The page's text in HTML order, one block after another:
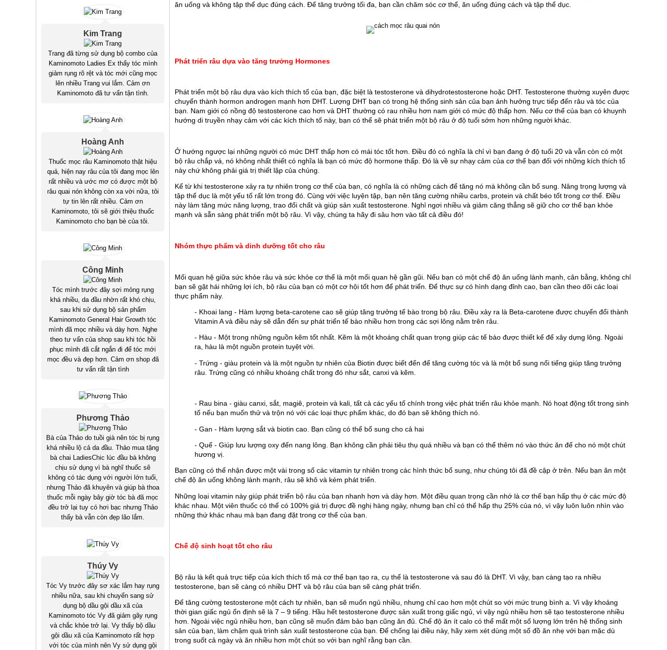
Kim Trang
Trang đã từng sử dụng bộ combo của
Kaminomoto Ladies Ex thấy tóc mình
giảm rụng rõ rệt và tóc mới cũng mọc
lên nhiều Trang vui lắm. Cảm ơn
Kaminomoto đã tư vấn tận tình.
Hoàng Anh
Thuốc mọc râu Kaminomoto thật hiệu
quả, hiện nay râu của tôi đang mọc lên
rất nhiều và ước mơ có được một bộ
râu quai nón không còn xa vời nữa, tôi
tự tin lên rất nhiều. Cảm ơn
Kaminomoto, tôi sẽ giới thiệu thuốc
Kaminomoto cho bạn bè của tôi.
Công Minh
Tóc mình trước đây sợi mỏng rụng
khá nhiều, da đầu nhờn rất khó chịu,
sau khi sử dụng bộ sản phẩm
Kaminomoto General Hair Growth tóc
mình đã mọc nhiều và dày hơn. Nghe
theo tư vấn của shop sau khi tóc hồi
phục mình đã cắt ngắn đi để tóc mới
mọc đều và đẹp hơn. Cảm ơn shop đã
tư vấn rất tận tình
Phương Thảo
Bà của Thảo do tuồi già nên tóc bị rụng
khá nhiều lộ cả da đầu. Thảo mua tặng
bà chai LadiesChic lúc đầu bà không
chịu sử dụng vì bà nghĩ thuốc sẽ
không có tác dụng với người lớn tuổi,
nhưng Thảo đã khuyên và giúp bà thoa
thuốc mỗi ngày bây giờ tóc bà đã mọc
đều trở lại tuy có hơi bạc nhưng Thảo
thấy bà vẫn còn đẹp lão lắm.
Thúy Vy
Tóc Vy trước đây sơ xác lắm hay rụng
nhiều nữa, sau khi chuyển sang sử
dụng bộ dầu gội dầu xã của
Kaminomoto tóc Vy đã giảm gãy rụng
và chắc khỏe trở lại. Vy thấy bộ dầu
gội dầu xã của Kaminomoto rất hợp
với tóc của mình nên Vy sử dụng gội
ăn uống và không tập thể dục đúng cách. Để tăng trưởng tối đa, bạn cần chăm sóc cơ thể, ăn uống đúng cách và tập thể dục.
Phát triển râu dựa vào tăng trưởng Hormones
Phát triển một bộ râu dựa vào kích thích tố của bạn, đặc biệt là testosterone và dihydrotestosterone hoặc DHT. Testosterone thường xuyên được
chuyển thành hormon androgen mạnh hơn DHT. Lượng DHT bạn có trong hệ thống sinh sản của bạn ảnh hưởng trực tiếp đến râu và tóc của
bạn. Nam giới có nồng độ testosterone cao hơn và DHT thường có rau nhiều hơn nam giới có mức độ thấp hơn. Nếu cơ thể của bạn có khuynh
hướng di truyền nhạy cảm với các kích thích tố này, bạn có thể sẽ phát triển một bộ râu ở độ tuổi sớm hơn những người khác.
Ở hướng ngược lại những người có mức DHT thấp hơn có mái tóc tốt hơn. Điều đó có nghĩa là chỉ vì bạn đang ở độ tuổi 20 và vẫn còn có một
bộ râu chắp vá, nó không nhất thiết có nghĩa là bạn có mức độ hormone thấp. Đó là về sự nhạy cảm của cơ thể bạn đối với những kích thích tố
này chứ không phải giá trị thiết lập của chúng.
Kể từ khi testosterone xảy ra tự nhiên trong cơ thể của bạn, có nghĩa là có những cách để tăng nó mà không cần bổ sung. Nâng trọng lượng và
tập thể dục là một yếu tố rất lớn trong đó. Cùng với việc luyện tập, bạn nên tăng cường nhiều carbs, protein và chất béo tốt trong cơ thể. Điều
này làm tăng mức năng lượng, trao đổi chất và giúp sản xuất testosterone. Nghỉ ngơi nhiều và giảm căng thẳng sẽ giữ cho cơ thể bạn khỏe
mạnh và sẵn sàng phát triển một bộ râu. Vì vậy, chúng ta hãy đi sâu hơn vào tất cả điều đó!
Nhóm thực phẩm và dinh dưỡng tốt cho râu
Mối quan hệ giữa sức khỏe râu và sức khỏe cơ thể là một mối quan hệ gần gũi. Nếu bạn có một chế độ ăn uống lành mạnh, cân bằng, không chỉ
bạn sẽ gặt hái những lợi ích, bộ râu của bạn có một cơ hội tốt hơn để phát triển. Để thực sự có hình dạng đỉnh cao, bạn cần theo dõi các loại
thực phẩm này.
- Khoai lang - Hàm lượng beta-carotene cao sẽ giúp tăng trưởng tế bào trong bộ râu. Điều xảy ra là Beta-carotene được chuyển đổi thành
Vitamin A và điều này sẽ dẫn đến sự phát triển tế bào nhiều hơn trong các sợi lông nằm trên râu.
- Hàu - Một trong những nguồn kẽm tốt nhất. Kẽm là một khoáng chất quan trọng giúp các tế bào được thiết kế để xây dựng lông. Ngoài
ra, hàu là một nguồn protein tuyệt vời.
- Trứng - giàu protein và là một nguồn tự nhiên của Biotin được biết đến để tăng cường tóc và là một bổ sung nổi tiếng giúp tăng trưởng
râu. Trứng cũng có nhiều khoáng chất trong đó như sắt, canxi và kẽm.
- Rau bina - giàu canxi, sắt, magiê, protein và kali, tất cả các yếu tố chính trong việc phát triển râu khỏe mạnh. Nó hoạt động tốt trong sinh
tố nếu bạn muốn thử và trộn nó với các loại thực phẩm khác, do đó bạn sẽ không thích nó.
- Gan - Hàm lượng sắt và biotin cao. Bạn cũng có thể bổ sung cho cả hai
- Quế - Giúp lưu lượng oxy đến nang lông. Bạn không cần phải tiêu thụ quá nhiều và bạn có thể thêm nó vào thức ăn để cho nó một chút
hương vị.
Bạn cũng có thể nhận được một vài trong số các vitamin tự nhiên trong các hình thức bổ sung, như chúng tôi đã đề cập ở trên. Nếu bạn ăn một
chế độ ăn uống không lành mạnh, râu sẽ khô và kém phát triển.
Những loại vitamin này giúp phát triển bộ râu của bạn nhanh hơn và dày hơn. Một điều quan trọng cần nhớ là cơ thể bạn hấp thụ ở các mức độ
khác nhau. Một viên thuốc có thể có 100% giá trị được đề nghị hàng ngày, nhưng bạn chỉ có thể hấp thụ 25% của nó, vì vậy luôn luôn nhìn vào
những thứ khác nhau mà bạn đang đặt trong cơ thể của bạn.
Chế độ sinh hoạt tốt cho râu
Bộ râu là kết quả trực tiếp của kích thích tố mà cơ thể bạn tạo ra, cụ thể là testosterone và sau đó là DHT. Vì vậy, bạn càng tạo ra nhiều
testosterone, bạn sẽ càng có nhiều DHT và bộ râu của bạn sẽ càng phát triển.
Để tăng cường testosterone một cách tự nhiên, bạn sẽ muốn ngủ nhiều, nhưng chỉ cao hơn một chút so với mức trung bình a. Vì vậy khoảng
thời gian giấc ngủ ổn định sẽ là 7 – 9 tiếng. Hầu hết testosterone được sản xuất trong giấc ngủ, vì vậy ngủ nhiều hơn sẽ tạo testosterone nhiều
hơn. Ngoài việc ngủ nhiều hơn, bạn cũng sẽ muốn đảm bảo bạn cũng ăn đủ. Chế độ ăn ít calo có thể mất một số lượng lớn trên hệ thống sinh
sản của bạn, làm chậm quá trình sản xuất testosterone của bạn. Để chống lại điều này, hãy xem xét dùng một số đồ ăn nhẹ với bạn mặc dù
trong suốt cả ngày và ăn nhiều hơn một chút so với bạn nghĩ rằng bạn cần.